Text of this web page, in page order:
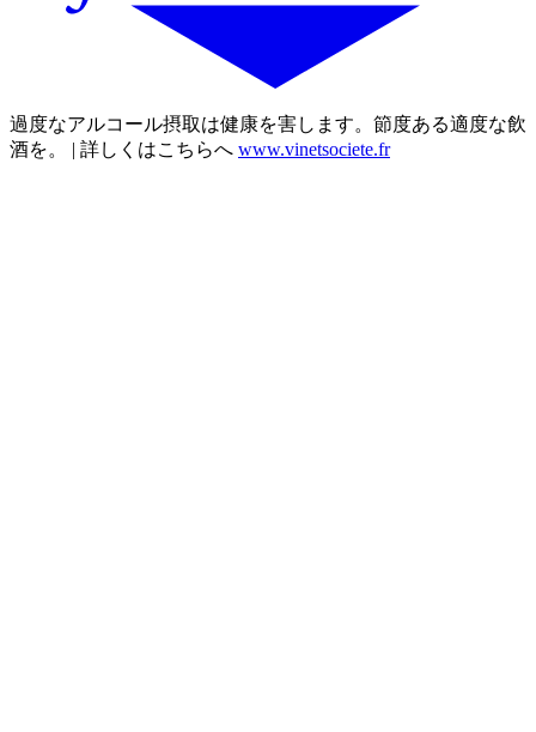
過度なアルコール摂取は健康を害します。節度ある適度な飲
酒を。 | 詳しくはこちらへ www.vinetsociete.fr